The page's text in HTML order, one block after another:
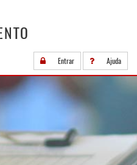
Entrar Ajuda